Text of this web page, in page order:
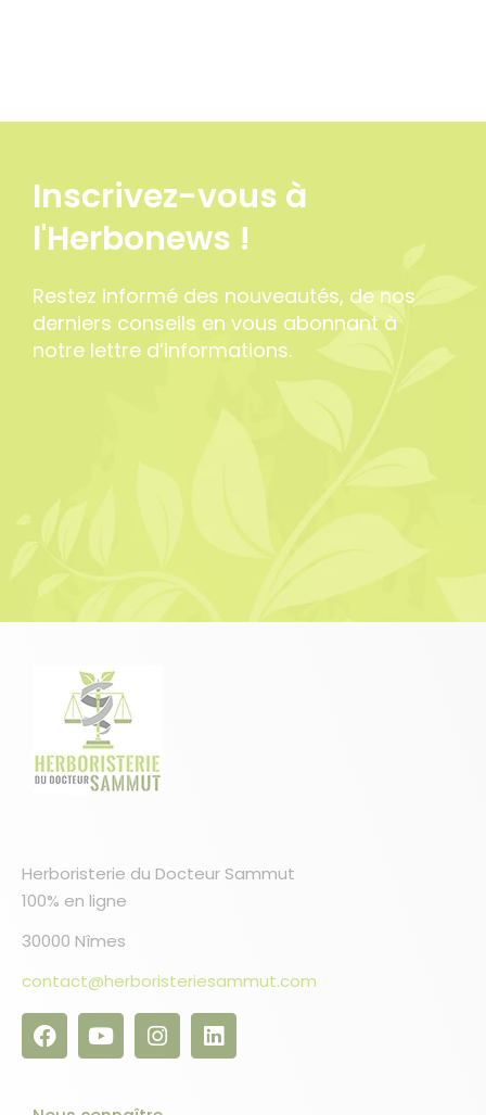
Inscrivez-vous à
l'Herbonews !
Restez informé des nouveautés, de nos
derniers conseils en vous abonnant à
notre lettre d’informations.
Herboristerie du Docteur Sammut
100% en ligne
30000 Nîmes
contact@herboristeriesammut.com